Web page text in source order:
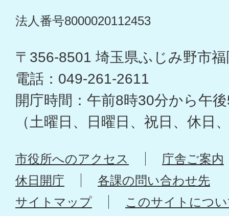
法人番号8000020112453
〒356-8501 埼玉県ふじみ野市
電話：049-261-2611
開庁時間：午前8時30分から午
（土曜日、日曜日、祝日、休日
市役所へのアクセス
庁舎ご案内
休日開庁
各課の問い合わせ先
サイトマップ
このサイトにつ